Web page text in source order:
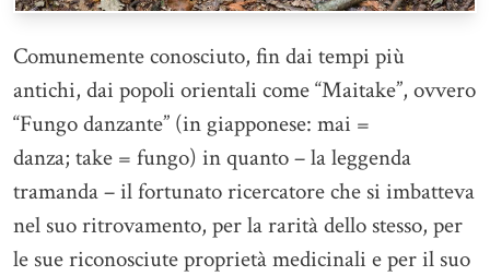
Comunemente conosciuto, fin dai tempi più
antichi, dai popoli orientali come “Maitake”, ovvero
“Fungo danzante” (in giapponese: mai =
danza; take = fungo) in quanto – la leggenda
tramanda – il fortunato ricercatore che si imbatteva
nel suo ritrovamento, per la rarità dello stesso, per
le sue riconosciute proprietà medicinali e per il suo